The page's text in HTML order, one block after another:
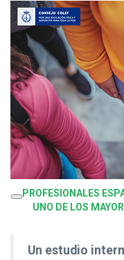
PROFESIONALES
UNO DE LOS
Un estudio